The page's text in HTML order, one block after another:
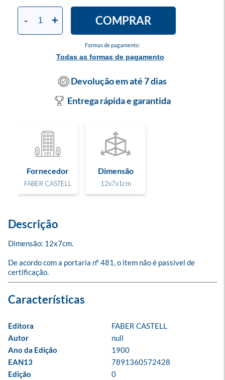
Formas de pagamento:
Todas as formas de pagamento
- + COMPRAR
Devolução em até 7 dias
Entrega rápida e garantida
Fornecedor
FABER CASTELL
Dimensão
12x7x1cm
Descrição
Dimensão: 12x7cm.
De acordo com a portaria nº 481, o item não é passível de
certificação.
Editora
FABER CASTELL
Autor
null
Ano da Edição
1900
EAN13
7891360572428
Edição
0